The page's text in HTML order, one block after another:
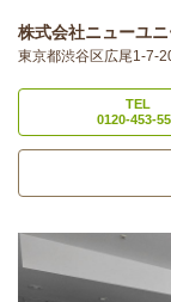
株式会社ニューユ
東京都渋谷区広尾1-7-
TEL
0120-453-